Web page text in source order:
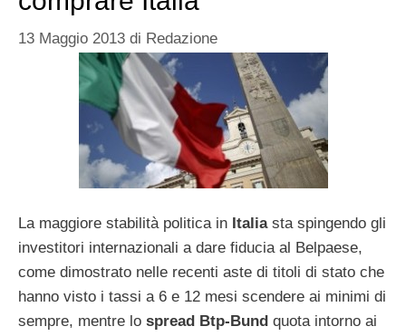
13 Maggio 2013 di Redazione
La maggiore stabilità politica in Italiasta spingendo gli
investitori internazionali a dare fiducia al Belpaese,
come dimostrato nelle recenti aste di titoli di stato che
hanno visto i tassi a 6 e 12 mesi scendere ai minimi di
sempre, mentre lo spread Btp-Bund quota intorno ai